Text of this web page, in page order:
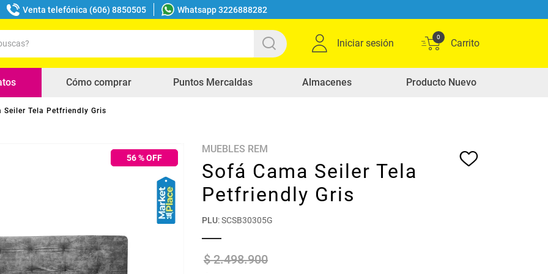
Venta telefónica (606) 8850505 Whatsapp 3226888282
Iniciar sesión
0
Cómo comprar Puntos Mercaldas Almacenes Producto Nuevo
Seiler Tela Petfriendly Gris
56% OFF
MUEBLES REM
Sofá Cama Seiler Tela
Petfriendly Gris
PLU:SCSB30305G
$ 2.498.900
buscados